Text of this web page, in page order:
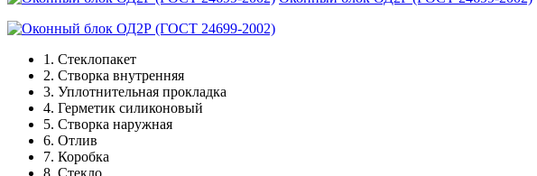
1. Стеклопакет
2. Створка внутренняя
3. Уплотнительная прокладка
4. Герметик силиконовый
5. Створка наружная
6. Отлив
7. Коробка